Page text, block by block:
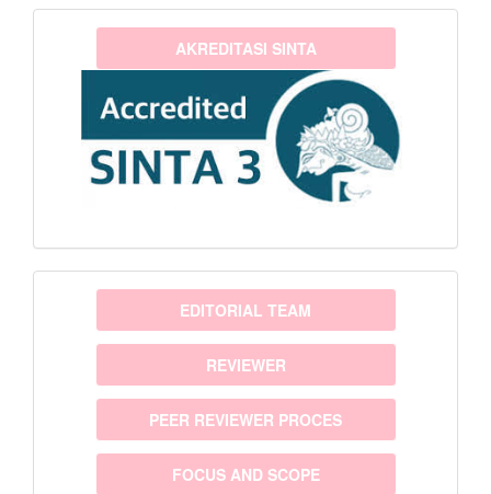
sinta3 AKREDITASI SINTA
menu EDITORIAL TEAM
REVIEWER
PEER REVIEWER PROCES
FOCUS AND SCOPE